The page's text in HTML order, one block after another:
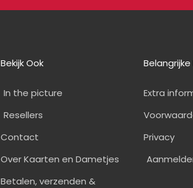
Bekijk Ook
In the picture
Resellers
Contact
Over Kaarten en Dametjes
Betalen, verzenden &
Belangrijke
Extra
Privacy